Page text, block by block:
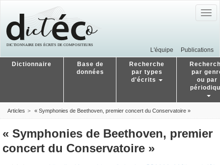
L'équipe Publications
Dictionnaire
Base de
données
Recherche
par types
d'écrits
par
ou par
Articles « Symphonies de Beethoven, premier concert du Conservatoire »
« Symphonies de Beethoven, premier
concert du Conservatoire »